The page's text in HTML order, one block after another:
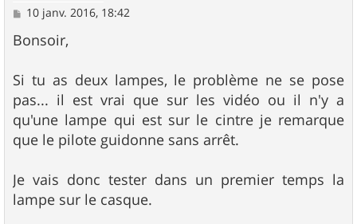
M
s
s
g
e
10 janv. 2016, 18:42
Bonsoir,
Si tu as deux lampes, le problème ne se pose
pas... il est vrai que sur les vidéo ou il n'y a
qu'une lampe qui est sur le cintre je remarque
que le pilote guidonne sans arrêt.
Je vais donc tester dans un premier temps la
lampe sur le casque.